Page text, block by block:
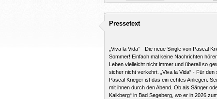
Pressetext
„Viva la Vida“ - Die neue Single von Pascal
Sommer! Einfach mal keine Nachrichten
Leben vielleicht nicht immer und überall so
sicher nicht verkehrt. „Viva la Vida“ - Für
Pascal Krieger ist das ein echtes Anliegen.
mit ihnen durch den Abend. Ob als Sänger
Kalkberg“ in Bad Segeberg, wo er in 2026